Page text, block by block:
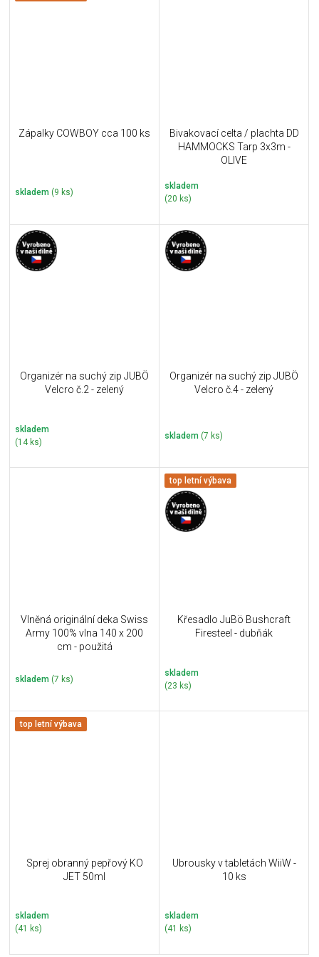
Zápalky COWBOY cca 100 ks
skladem (9 ks)
Bivakovací celta / plachta DD
HAMMOCKS Tarp 3x3m -
OLIVE
skladem
(20 ks)
Organizér na suchý zip JUBÖ
Velcro č.2 - zelený
skladem
(14 ks)
Organizér na suchý zip JUBÖ
Velcro č.4 - zelený
skladem (7 ks)
Vlněná originální deka Swiss
Army 100% vlna 140 x 200
cm - použitá
skladem (7 ks)
top letní výbava
Křesadlo JuBö Bushcraft
Firesteel - dubňák
skladem
(23 ks)
top letní výbava
Sprej obranný pepřový KO
JET 50ml
skladem
(41 ks)
Ubrousky v tabletách WiiW -
10 ks
skladem
(41 ks)